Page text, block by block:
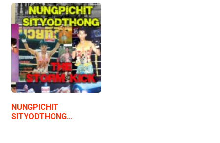
NUNGPICHIT
SITYODTHONG…